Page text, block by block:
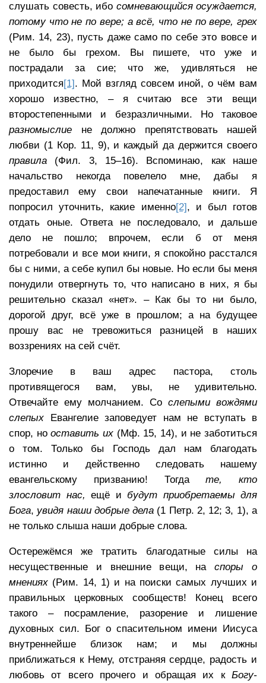
слушать совесть, ибо сомневающийся осуждается,
потому что не по вере; а всё, что не по вере, грех
(Рим. 14, 23), пусть даже само по себе это вовсе и
не было бы грехом. Вы пишете, что уже и
пострадали за сие; что же, удивляться не
приходится[1] . Мой взгляд совсем иной, о чём вам
хорошо известно, – я считаю все эти вещи
второстепенными и безразличными. Но таковое
разномыслие не должно препятствовать нашей
любви (1 Кор. 11, 9), и каждый да держится своего
правила (Фил. 3, 15–16). Вспоминаю, как наше
начальство некогда повелело мне, дабы я
предоставил ему свои напечатанные книги. Я
попросил уточнить, какие именно[2] , и был готов
отдать оные. Ответа не последовало, и дальше
дело не пошло; впрочем, если б от меня
потребовали и все мои книги, я спокойно расстался
бы с ними, а себе купил бы новые. Но если бы меня
понудили отвергнуть то, что написано в них, я бы
решительно сказал «нет». – Как бы то ни было,
дорогой друг, всё уже в прошлом; а на будущее
прошу вас не тревожиться разницей в наших
воззрениях на сей счёт.
Злоречие в ваш адрес пастора, столь
противящегося вам, увы, не удивительно.
Отвечайте ему молчанием. Со слепыми вождями
слепых Евангелие заповедует нам не вступать в
спор, нооставить их (Мф. 15, 14), и не заботиться
о том. Только бы Господь дал нам благодать
истинно и действенно следовать нашему
евангельскому призванию! Тогдате, кто
злословит нас, ещё и будут приобретаемы для
Бога, увидя наши добрые дела (1 Петр. 2, 12; 3, 1), а
не только слыша наши добрые слова.
Остережёмся же тратить благодатные силы на
несущественные и внешние вещи, наспоры о
мнениях (Рим. 14, 1) и на поиски самых лучших и
правильных церковных сообществ! Конец всего
такого – посрамление, разорение и лишение
духовных сил. Бог о спасительном имени Иисуса
внутреннейше близок нам; и мы должны
приближаться к Нему, отстраняя сердце, радость и
любовь от всего прочего и обращая их к Богу-